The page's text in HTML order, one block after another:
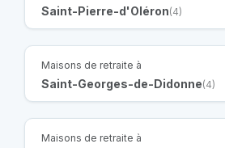
Saint-Pierre-d'Oléron(4)
Maisons de retraite à
Saint-Georges-de-Didonne(4)
Maisons de retraite à